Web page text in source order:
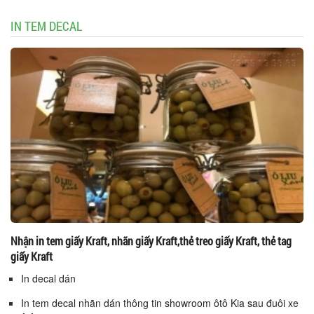
IN TEM DECAL
Nhận in tem giấy Kraft, nhãn giấy Kraft,thẻ treo giấy Kraft, thẻ tag
giấy Kraft
In decal dán
In tem decal nhãn dán thông tin showroom ôtô Kia sau đuôi xe